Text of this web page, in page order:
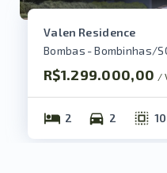
Valen Residence
Bombas - Bombinhas/
R$1.299.000,00 /
2 2